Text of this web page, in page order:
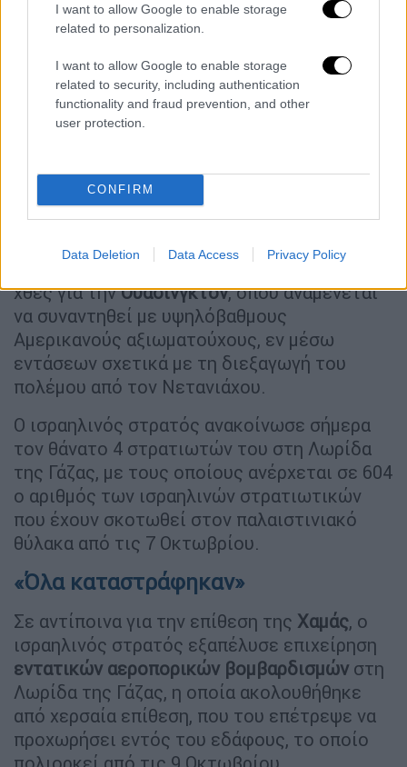
I want to allow Google to enable storage
related to personalization.
I want to allow Google to enable storage
related to security, including authentication
functionality and fraud prevention, and other
user protection.
CONFIRM
Data Deletion Data Access Privacy Policy
Στο μεταξύ, ο επικεφαλής της ισραηλινής
αντιπολίτευσης, ο Γιαΐρ Λαπίντ, αναχώρησε
χθες για τηνΟυάσινγκτον, όπου αναμένεται
να συναντηθεί με υψηλόβαθμους
Αμερικανούς αξιωματούχους, εν μέσω
εντάσεων σχετικά με τη διεξαγωγή του
πολέμου από τον Νετανιάχου.
Ο ισραηλινός στρατός ανακοίνωσε σήμερα
τον θάνατο 4 στρατιωτών του στη Λωρίδα
της Γάζας, με τους οποίους ανέρχεται σε 604
ο αριθμός των ισραηλινών στρατιωτικών
που έχουν σκοτωθεί στον παλαιστινιακό
θύλακα από τις 7 Οκτωβρίου.
«Όλα καταστράφηκαν»
Σε αντίποινα για την επίθεση της Χαμάς, ο
ισραηλινός στρατός εξαπέλυσε επιχείρηση
εντατικών αεροπορικών βομβαρδισμών στη
Λωρίδα της Γάζας, η οποία ακολουθήθηκε
από χερσαία επίθεση, που του επέτρεψε να
προχωρήσει εντός του εδάφους, το οποίο